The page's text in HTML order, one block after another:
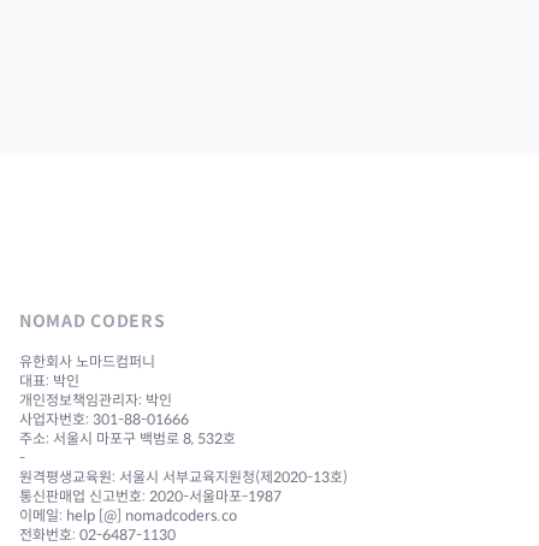
NOMAD CODERS
유한회사 노마드컴퍼니
대표: 박인
개인정보책임관리자: 박인
사업자번호: 301-88-01666
주소: 서울시 마포구 백범로 8, 532호
-
원격평생교육원: 서울시 서부교육지원청(제2020-13호)
통신판매업 신고번호: 2020-서울마포-1987
이메일: help [@] nomadcoders.co
전화번호: 02-6487-1130